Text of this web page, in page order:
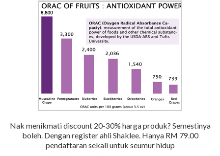
Nak menikmati discount 20-30% harga produk? Semestinya
boleh. Dengan register ahli Shaklee. Hanya RM 79.00
pendaftaran sekali untuk seumur hidup